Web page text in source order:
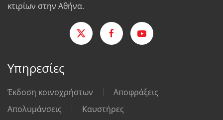
κτιρίων στην Αθήνα.
Υπηρεσίες
Έκδοση κοινοχρήστων
Αποφράξεις
Απολυμάνσεις
Καυστήρες